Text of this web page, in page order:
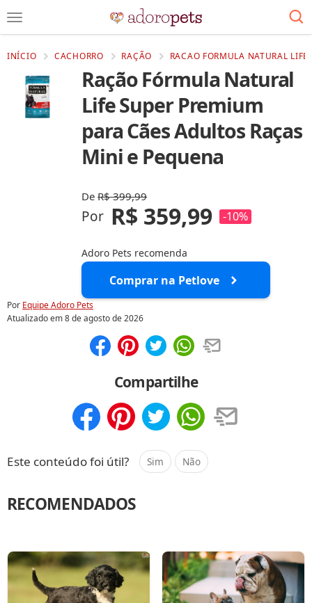
INÍCIO CACHORRO RAÇÃO RACAO FORMULA NATURAL
Ração Fórmula Natural
Life Super Premium
para Cães Adultos Raças
Mini e Pequena
DeR$ 399,99
Por R$ 359,99 -10%
Adoro Pets recomenda
Comprar na Petlove
Por Equipe Adoro Pets
Atualizado em8 de agosto de 2026
Compartilhe
Este conteúdo foi útil? Sim Não
RECOMENDADOS